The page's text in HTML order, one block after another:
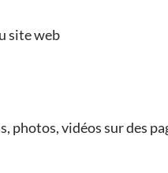
site web
photos, vidéos sur des